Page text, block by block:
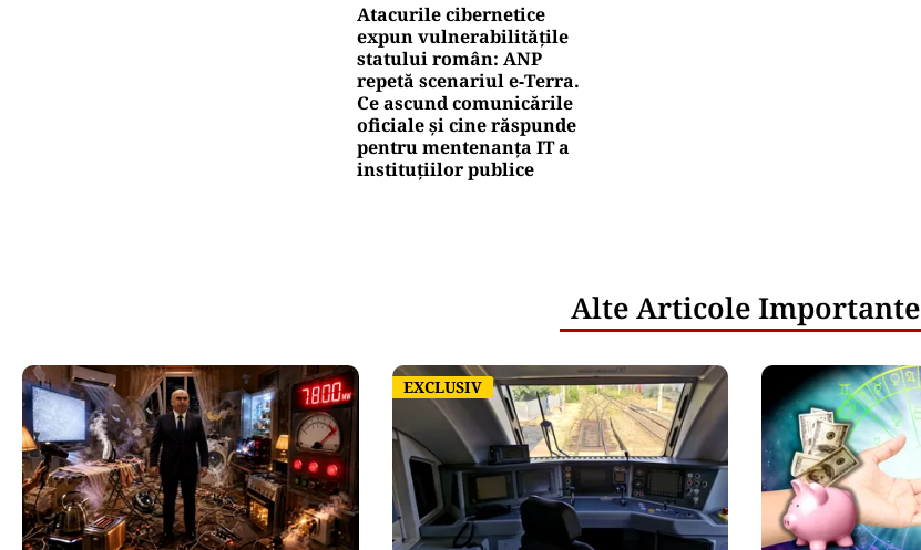
Atacurile cibernetice
expun vulnerabilitățile
statului român: ANP
repetă scenariul e‑Terra.
Ce ascund comunicările
oficiale și cine răspunde
pentru mentenanța IT a
instituțiilor publice
Alte Articole Importante
EXCLUSIV
EXCLUSIV